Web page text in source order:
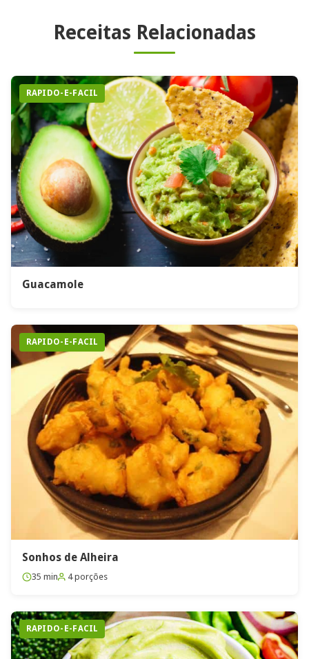
Receitas Relacionadas
RAPIDO-E-FACIL
Guacamole
RAPIDO-E-FACIL
Sonhos de Alheira
35 min 4 porções
RAPIDO-E-FACIL